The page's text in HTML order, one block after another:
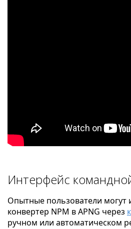
Интерфейс
Опытные пользователи могут
конвертер NPM в APNG через
ручном или автоматическом